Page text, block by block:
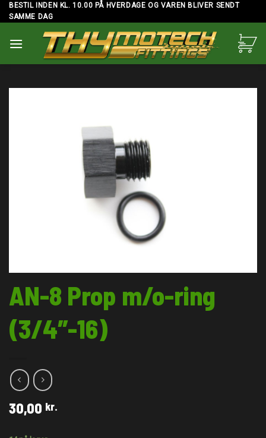
Skip
to
BESTIL INDEN KL. 10.00 PÅ HVERDAGE OG VAREN BLIVER SENDT
SAMME DAG
AN-8 Prop m/o-ring
(3/4″-16)
30,00 kr.